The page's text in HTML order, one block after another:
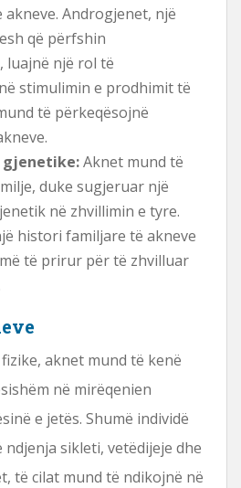
akneve. Androgjenet, një
që përfshin
luajnë një rol të
stimulimin e prodhimit të
të përkeqësojnë
gjenetike:Aknet mund të
duke sugjeruar një
në zhvillimin e tyre.
histori familjare të akneve
të prirur për të zhvilluar
aknet mund të kenë
në mirëqenien
e jetës. Shumë individë
sikleti, vetëdijeje dhe
të cilat mund të ndikojnë në